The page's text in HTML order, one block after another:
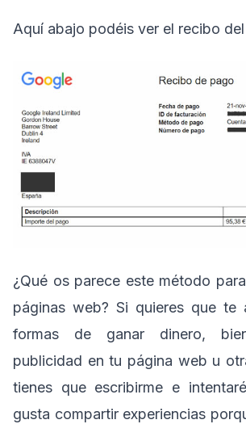
Aquí abajo podéis ver el recibo
¿Qué os parece este método
páginas web? Si quieres que te
formas de ganar dinero,
publicidad en tu página web u
tienes que escribirme e
gusta compartir experiencias